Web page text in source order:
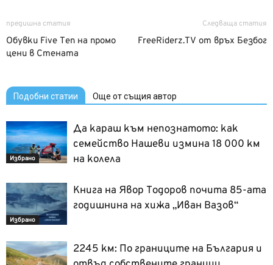
предишна статия
Обувки Five Ten на промо
цени в Стената
Следваща статия
FreeRiderz.TV от връх Безбог
Подобни статии Още от същия автор
Избрано
Да караш към непознатото: как
семейство Нашеви измина 18 000 км
на колела
Избрано
Книга на Явор Тодоров почита 85-ата
годишнина на хижа „Иван Вазов“
2245 км: По границите на България и